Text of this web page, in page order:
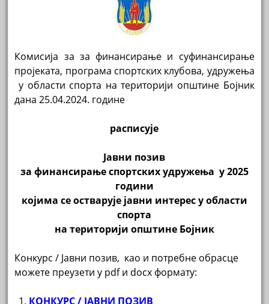
Комисија за за финансирање и суфинансирање
пројеката, програма спортских клубова, удружења
у области спорта на територији општине Бојник
дана 25.04.2024. године
расписује
Јавни позив
за финансирање спортских удружења у 2025
години
којима се остварује јавни интерес у области
спорта
на територији општине Бојник
Конкурс / Јавни позив, као и потребне обрасце
можете преузети у pdf и docx формату:
КОНКУРС / ЈАВНИ ПОЗИВ